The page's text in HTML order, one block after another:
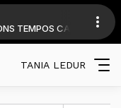
CADEIRA diariamente a
TANIA LEDUR